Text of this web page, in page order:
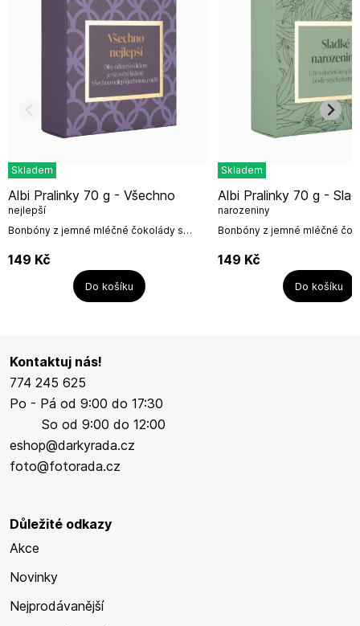
Skladem
Bonbóny z jemné mléčné čokolády s
milovníka mlsání.Každý kousek se
Albi Pralinky 70 g - Všechno
nejlepší
149 Kč
Do košíku
Skladem
Bonbóny z jemné mléčné
milovníka mlsání.Každý
Albi Pralinky 70 g - Sladké
narozeniny
149 Kč
Do košíku
Kontaktuj nás!
774 245 625
Po - Pá od 9:00 do 17:30
So od 9:00 do 12:00
eshop@darkyrada.cz
foto@fotorada.cz
Důležité odkazy
Akce
Novinky
Nejprodávanější